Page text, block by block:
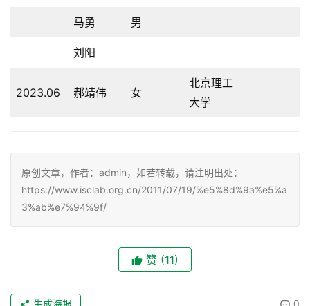
马勇 男
刘阳
2023.06 郝靖伟 女
北京理工
大学
原创文章，作者：admin，如若转载，请注明出处：
https://www.isclab.org.cn/2011/07/19/%e5%8d%9a%e5%a
3%ab%e7%94%9f/
赞 (11)